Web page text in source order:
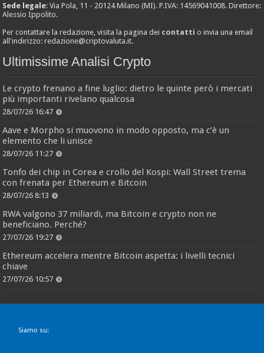
Sede legale: Via Pola, 11 - 20124 Milano (MI). P.IVA: 14569041008. Direttore:
Alessio Ippolito.
Per contattare la redazione, visita la pagina dei contatti o invia una email
all'indirizzo:redazione@criptovaluta.it.
Ultimissime Analisi Crypto
Le crypto frenano a fine luglio: dietro le quinte però i mercati
più importanti rivelano qualcosa
28/07/26 16:47
Aave e Morpho si muovono in modo opposto, ma c’è un
elemento che li unisce
28/07/26 11:27
Tonfo dei chip in Corea e crollo del Kospi: Wall Street trema
con frenata per Ethereum e Bitcoin
28/07/26 8:13
RWA valgono 37 miliardi, ma Bitcoin e crypto non ne
beneficiano. Perché?
27/07/26 19:27
Ethereum accelera mentre Bitcoin aspetta: i livelli tecnici
chiave
27/07/26 10:57
Siamo su: